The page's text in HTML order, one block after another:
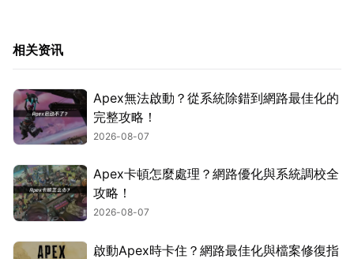
相关资讯
Apex無法啟動？從系統除錯到網路最佳化的
完整攻略！
2026-08-07
Apex卡頓怎麼處理？網路優化與系統調校全
攻略！
2026-08-07
啟動Apex時卡住？網路最佳化與檔案修復指